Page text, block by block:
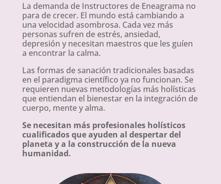
La demanda de Instructores de Eneagrama no
para de crecer. El mundo está cambiando a
una velocidad asombrosa. Cada vez más
personas sufren de estrés, ansiedad,
depresión y necesitan maestros que les guíen
a encontrar la calma.
Las formas de sanación tradicionales basadas
en el paradigma científico ya no funcionan. Se
requieren nuevas metodologías más holísticas
que entiendan el bienestar en la integración de
cuerpo, mente y alma.
Se necesitan más profesionales holísticos
cualificados que ayuden al despertar del
planeta y a la construcción de la nueva
humanidad.